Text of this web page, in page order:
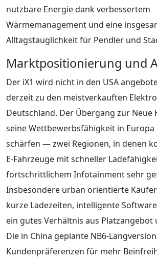
nutzbare Energie dank verbessertem
Wärmemanagement und eine
Alltagstauglichkeit für Pendler und
Marktpositionierung und
Der iX1 wird nicht in den USA
derzeit zu den meistverkauften
Deutschland. Der Übergang zur Neue
seine Wettbewerbsfähigkeit in
schärfen — zwei Regionen, in denen
E‑Fahrzeuge mit schneller
fortschrittlichem Infotainment sehr
Insbesondere urban orientierte
kurze Ladezeiten, intelligente
ein gutes Verhältnis aus Platzangebot
Die in China geplante
Kundenpräferenzen für mehr